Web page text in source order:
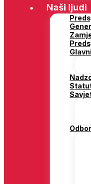
Naši ljudi